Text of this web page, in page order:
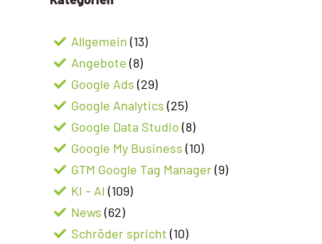
Allgemein (13)
Angebote (8)
Google Ads (29)
Google Analytics (25)
Google Data Studio (8)
Google My Business (10)
GTM Google Tag Manager(9)
KI – AI (109)
News (62)
Schröder spricht (10)